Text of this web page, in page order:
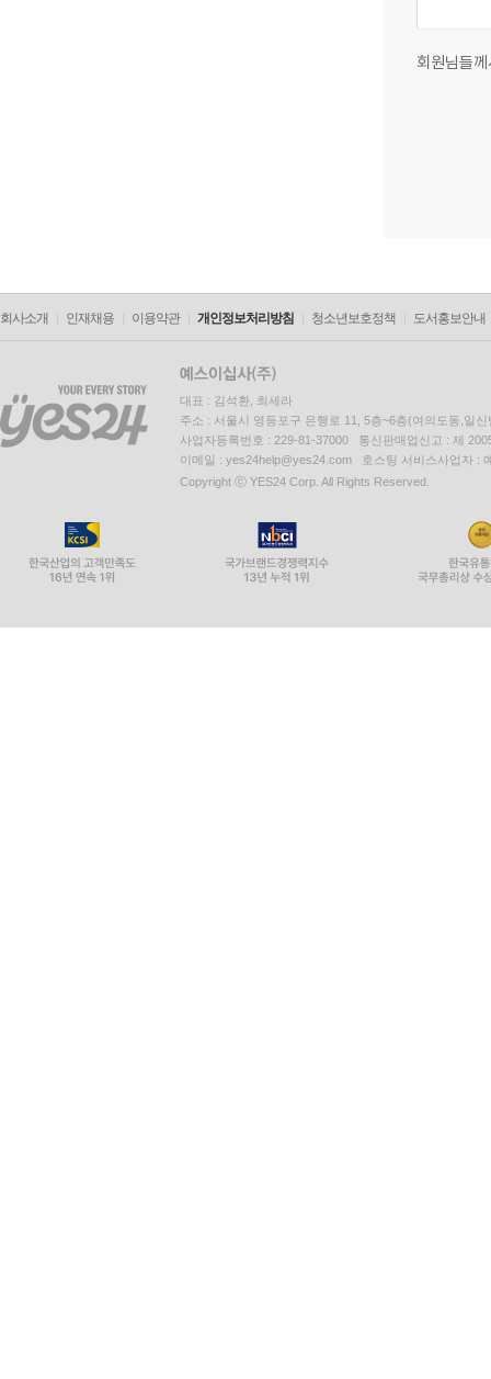
회원님들
회사소개 인재채용 이용약관 개인정보처리방침 청소년보호정책 도서홍보안내
대표 : 김석환, 최세라
주소 : 서울시 영등포구 은행로 11, 5층~6층(여의도동,일신
사업자등록번호 : 229-81-37000 통신판매업신고 : 제
이메일 : yes24help@yes24.com 호스팅 서비스사업자 :
Copyright ⓒ YES24 Corp. All Rights Reserved.